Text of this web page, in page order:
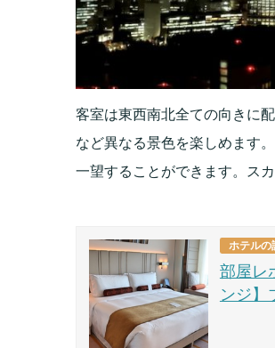
客室は東西南北全ての向きに
など異なる景色を楽しめます
一望することができます。ス
ホテルの
部屋レ
ンジ】